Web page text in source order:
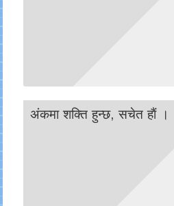
अंकमा शक्ति हुन्छ, सचेत हाैं ।